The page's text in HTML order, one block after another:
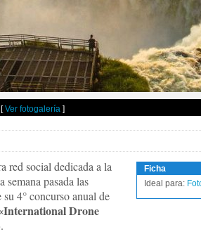
[Ver fotogalería ]
Ficha
Ideal para:
red social dedicada a la
semana pasada las
4° concurso anual de
Drone
.